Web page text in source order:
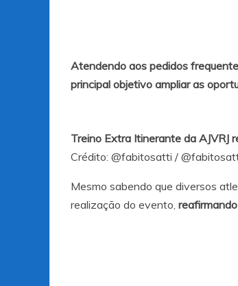
Atendendo aos pedidos
principal objetivo ampliar as
Treino Extra Itinerante da
Crédito: @fabitosatti /
Mesmo sabendo que diversos
realização do evento,